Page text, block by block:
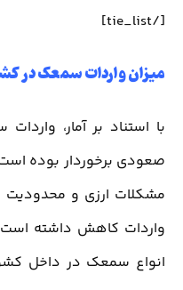
[/tie_list]
میزان واردات سمعک در
با استناد بر آمار،
صعودی برخوردار بوده
مشکلات ارزی و محدودیت
واردات کاهش داشته
انواع سمعک در داخل